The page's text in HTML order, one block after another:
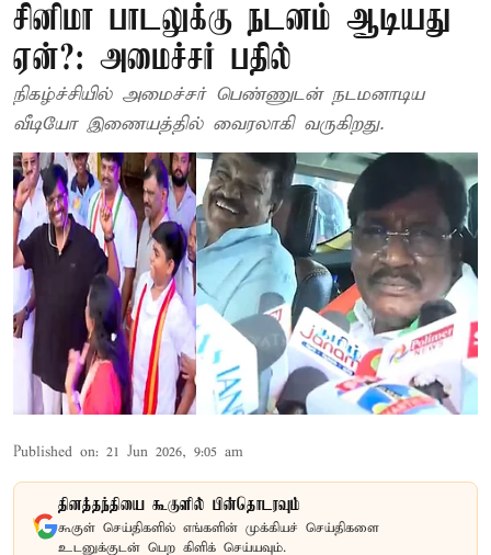
சினிமா பாடலுக்கு நடனம் ஆடியது
ஏன்?: அமைச்சர் பதில்
நிகழ்ச்சியில் அமைச்சர் பெண்ணுடன் நடமனாடிய
வீடியோ இணையத்தில் வைரலாகி வருகிறது.
Published on: 21 Jun 2026, 9:05 am
தினத்தந்தியை கூகுளில் பின்தொடரவும்
கூகுள் செய்திகளில் எங்களின் முக்கியச் செய்திகளை
உடனுக்குடன் பெற கிளிக் செய்யவும்.